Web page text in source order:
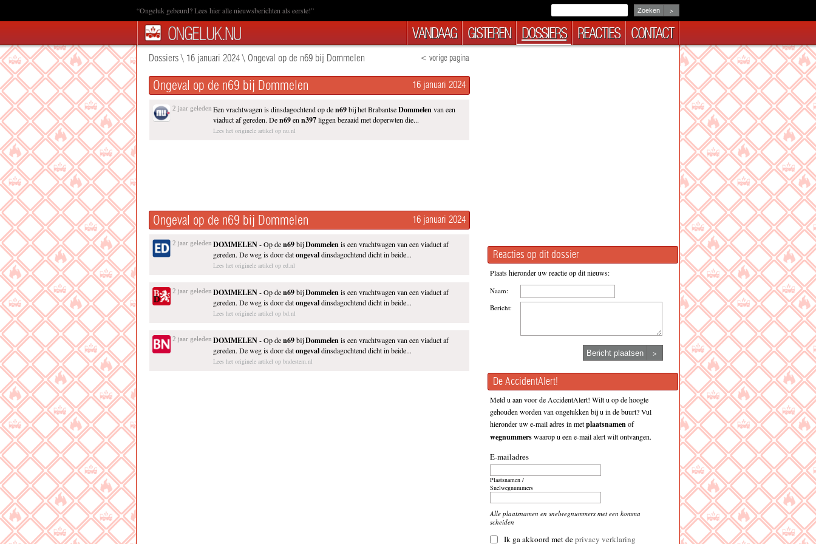
“Ongeluk gebeurd? Lees hier alle nieuwsberichten als eerste!” >
VANDAAG GISTEREN DOSSIERS REACTIES CONTACT
Dossiers\ 16 januari 2024\ Ongeval op de n69 bij Dommelen < vorige pagina
Ongeval op de n69 bij Dommelen 16 januari 2024
2 jaar geleden Een vrachtwagen is dinsdagochtend op den69bij het BrabantseDommelenvan een
viaduct af gereden. Den69en n397liggen bezaaid met doperwten die...
Lees het originele artikel op nu.nl
Ongeval op de n69 bij Dommelen 16 januari 2024
2 jaar geleden DOMMELEN- Op den69bijDommelenis een vrachtwagen van een viaduct af
gereden. De weg is door datongevaldinsdagochtend dicht in beide...
Lees het originele artikel op ed.nl
2 jaar geleden DOMMELEN- Op den69bijDommelenis een vrachtwagen van een viaduct af
gereden. De weg is door datongevaldinsdagochtend dicht in beide...
Lees het originele artikel op bd.nl
2 jaar geleden DOMMELEN- Op den69bijDommelenis een vrachtwagen van een viaduct af
gereden. De weg is door datongevaldinsdagochtend dicht in beide...
Lees het originele artikel op bndestem.nl
Reacties op dit dossier
Plaats hieronder uw reactie op dit nieuws:
Naam:
Bericht:
>
De AccidentAlert!
Meld u aan voor de AccidentAlert! Wilt u op de hoogte
gehouden worden van ongelukken bij u in de buurt? Vul
hieronder uw e-mail adres in metplaatsnamenof
wegnummerswaarop u een e-mail alert wilt ontvangen.
E-mailadres
Plaatsnamen /
Snelwegnummers
Alle plaatsnamen en snelwegnummers met een komma
scheiden
Ik ga akkoord met deprivacy verklaring